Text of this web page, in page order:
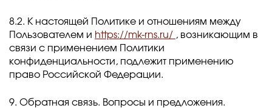
8.2. К настоящей Политике и отношениям между
Пользователем и https://mk-rns.ru/ , возникающим в
связи с применением Политики
конфиденциальности, подлежит применению
право Российской Федерации.
9. Обратная связь. Вопросы и предложения.